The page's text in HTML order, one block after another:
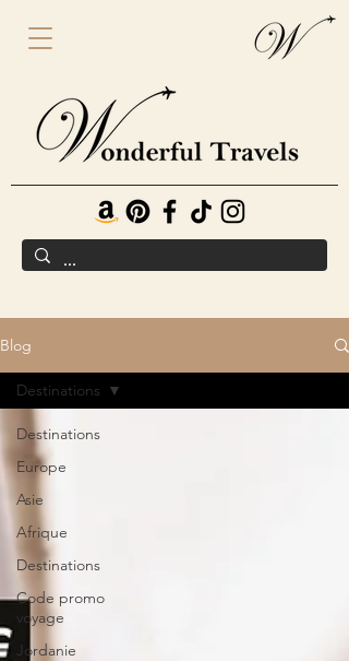
Blog
Destinations
Europe
Asie
Afrique
Destinations
Code promo
voyage
Jordanie
Destinations